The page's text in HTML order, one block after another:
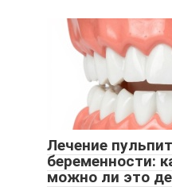
Лечение
беременности:
можно ли это